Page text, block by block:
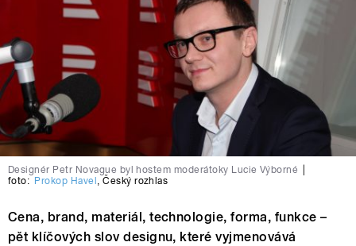
Designér Petr Novague byl hostem moderátoky Lucie Výborné
foto: Prokop Havel ,Český rozhlas
Cena, brand, materiál, technologie, forma, funkce –
pět klíčových slov designu, které vyjmenovává